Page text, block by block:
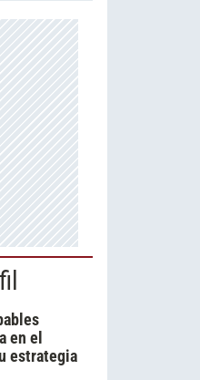
en el
estrategia